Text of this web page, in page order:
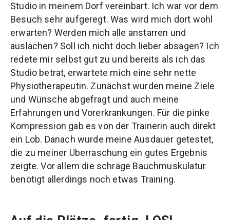
Studio in meinem Dorf vereinbart. Ich war vor dem
Besuch sehr aufgeregt. Was wird mich dort wohl
erwarten? Werden mich alle anstarren und
auslachen? Soll ich nicht doch lieber absagen? Ich
redete mir selbst gut zu und bereits als ich das
Studio betrat, erwartete mich eine sehr nette
Physiotherapeutin. Zunächst wurden meine Ziele
und Wünsche abgefragt und auch meine
Erfahrungen und Vorerkrankungen. Für die pinke
Kompression gab es von der Trainerin auch direkt
ein Lob. Danach wurde meine Ausdauer getestet,
die zu meiner Überraschung ein gutes Ergebnis
zeigte. Vor allem die schräge Bauchmuskulatur
benötigt allerdings noch etwas Training.